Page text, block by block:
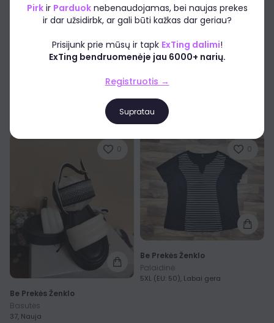
Siuntų maišeliai 240X325mm 100vnt.
6,20€ 7,18€
0
Be Prekės Ženklo
Basutės
37, Nauja
0
Be Prekės Ženklo
Palaidinė
5XL (EU: 50), Labai gera
Pirkir Parduoknebenaudojamas, bei naujas prekes
ir dar užsidirbk, ar gali būti kažkas dar geriau?
Prisijunk prie mūsų ir tapk ExTing dalimi!
ExTing bendruomenėje jau 6000+ narių.
Registruotis →
Supratau